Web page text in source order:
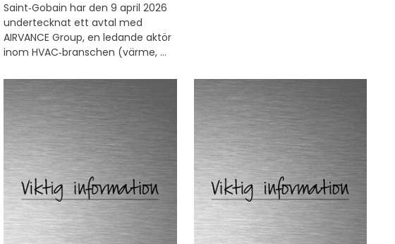
Saint‑Gobain har den 9 april 2026
undertecknat ett avtal med
AIRVANCE Group, en ledande aktör
inom HVAC‑branschen (värme,
om försäljning av sin
distributionsverksamhet inom
ventilation, byggplåt och teknisk
isolering i Norden.